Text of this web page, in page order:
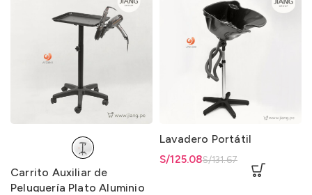
Carrito Auxiliar de
Peluquería Plato Aluminio
Lavadero Portátil
S/131.67
El precio original era:
S/125.08
El precio actual es: S/125.08.